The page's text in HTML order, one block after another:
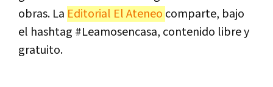
obras. La Editorial El Ateneo comparte, bajo
el hashtag #Leamosencasa, contenido libre y
gratuito.